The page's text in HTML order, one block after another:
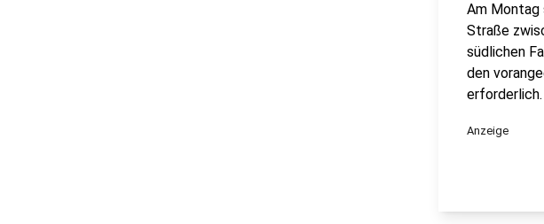
Am Montag
Straße
südlichen
den
Anzeige